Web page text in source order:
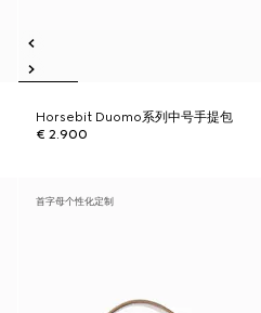
Horsebit Duomo系列中号手提包
€ 2.900
首字母个性化定制